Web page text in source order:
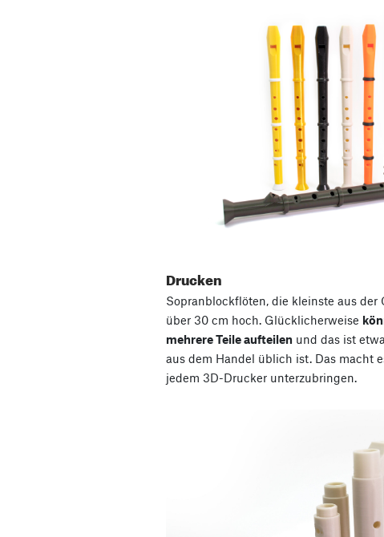
Drucken
Sopranblockflöten, die kleinste aus der
über 30 cm hoch. Glücklicherweise
mehrere Teile aufteilen und das ist
aus dem Handel üblich ist. Das macht
jedem 3D-Drucker unterzubringen.